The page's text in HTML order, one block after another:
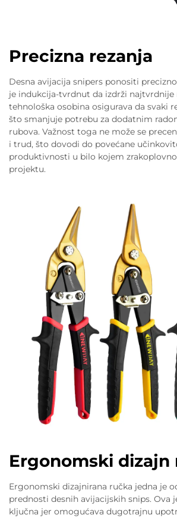
Precizna rezanja
Desna avijacija snipers ponositi
je indukcija-tvrdnut da izdrži najtvrdnije
tehnološka osobina osigurava da svaki
što smanjuje potrebu za dodatnim
rubova. Važnost toga ne može se
i trud, što dovodi do povećane
produktivnosti u bilo kojem
projektu.
Ergonomski dizajn
Ergonomski dizajnirana ručka jedna je
prednosti desnih avijacijskih snips. Ova
ključna jer omogućava dugotrajnu